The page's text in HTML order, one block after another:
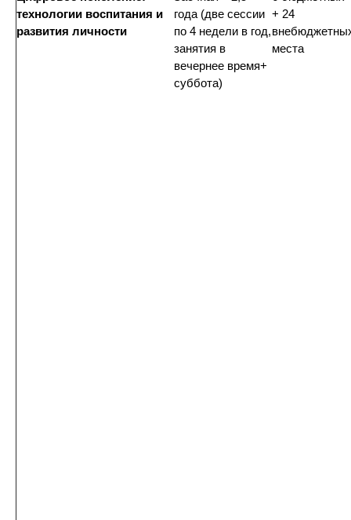
технологии воспитания и
развития личности
года (две сессии
по 4 недели в год,
занятия в
вечернее время+
суббота)
+ 24
места